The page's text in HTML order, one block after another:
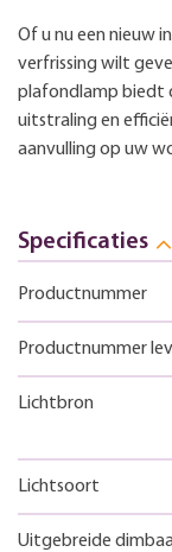
Of u nu een nieuw
verfrissing wilt
plafondlamp biedt
uitstraling en
aanvulling op uw
Specificaties
Productnummer
Productnummer
Lichtbron
Lichtsoort
Uitgebreide